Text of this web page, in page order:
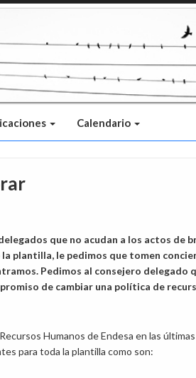
Calendario
que no acudan a los actos de
plantilla, le pedimos que tomen
Pedimos al consejero delegado
de cambiar una política de
Humanos de Endesa en las
para toda la plantilla como son: